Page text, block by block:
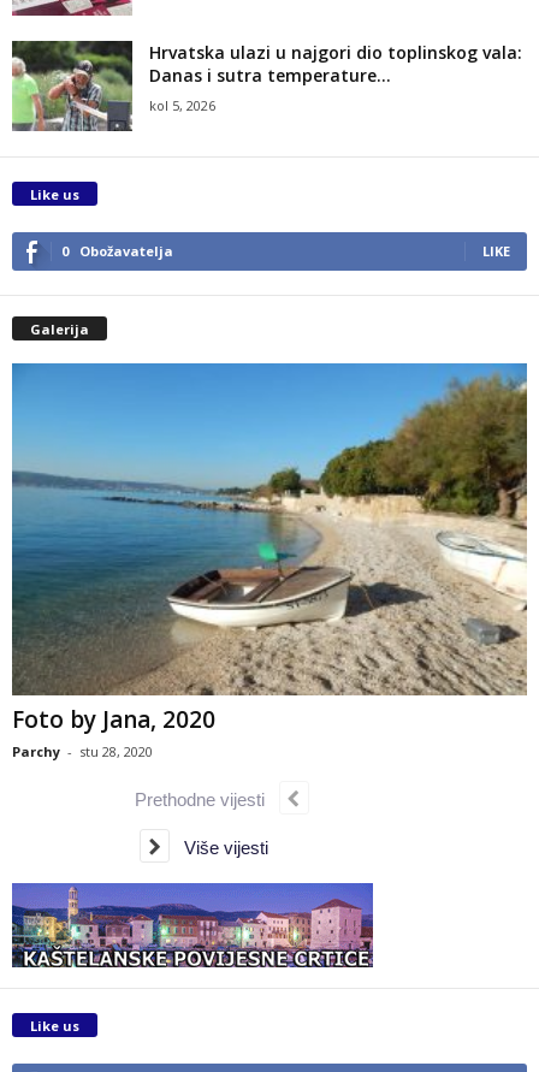
Hrvatska ulazi u najgori dio toplinskog vala:
Danas i sutra temperature...
kol 5, 2026
Like us
0 Obožavatelja LIKE
Galerija
Foto by Jana, 2020
Parchy - stu 28, 2020
Prethodne vijesti
Više vijesti
Like us